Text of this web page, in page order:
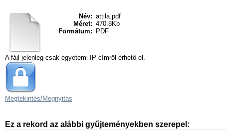
Név: attila.pdf
Méret: 470.8Kb
Formátum:
PDF
A fájl jelenleg csak egyetemi IP címről érhető el.
Megtekintés/Megnyitás
Ez a rekord az alábbi gyűjteményekben szerepel: